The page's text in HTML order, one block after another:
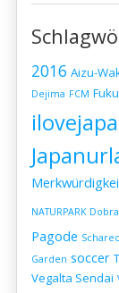
2016 Aizu-
Dejima FCM
NATURPARK
Pagode
Garden soccer
Vegalta Sendai